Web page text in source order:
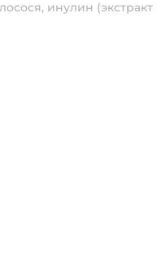
инулин (экстракт